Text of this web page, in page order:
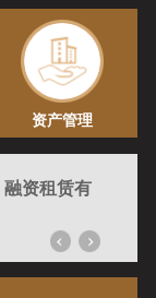
资产管理
资租赁有